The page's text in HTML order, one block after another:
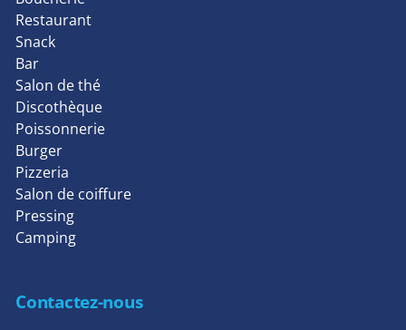
Restaurant
Snack
Bar
Salon de thé
Discothèque
Poissonnerie
Burger
Pizzeria
Salon de coiffure
Pressing
Camping
Contactez-nous